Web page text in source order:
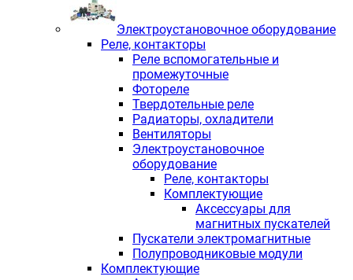
Электроустановочное оборудование
Реле, контакторы
Реле вспомогательные и
промежуточные
Фотореле
Твердотельные реле
Радиаторы, охладители
Вентиляторы
Электроустановочное
оборудование
Реле, контакторы
Комплектующие
Аксессуары для
магнитных пускателей
Пускатели электромагнитные
Полупроводниковые модули
Комплектующие